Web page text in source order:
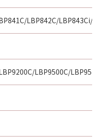
ku, Tokyo 146-
ソフトウェア」を
す。
たはその一部が法
された場合でも、そ
続するものとしま
LBP842C/LBP843Ci/
LBP9500C/